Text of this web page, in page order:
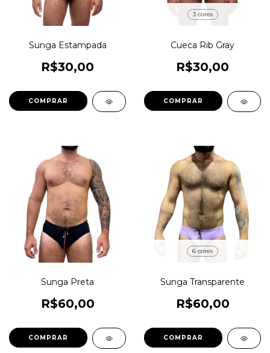
Sunga Estampada
R$30,00
COMPRAR
3 cores
Cueca Rib Gray
R$30,00
COMPRAR
Sunga Preta
R$60,00
COMPRAR
6 cores
Sunga Transparente
R$60,00
COMPRAR